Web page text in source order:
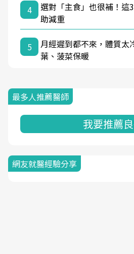
4
選對「主食」也很補！這
助減重
5
月經遲到都不來，體質太
葉、菠菜保暖
最多人推薦醫師
我要推薦
網友就醫經驗分享